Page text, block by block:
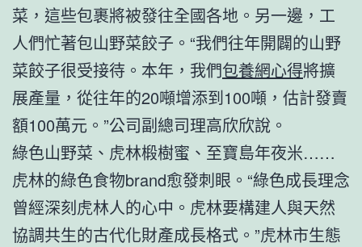
菜，這些包裹將被發往全國各地。另一邊，工
人們忙著包山野菜餃子。“我們往年開闢的山野
菜餃子很受接待。本年，我們包養網心得將擴
展產量，從往年的20噸增添到100噸，估計發賣
額100萬元。”公司副總司理高欣欣說。
綠色山野菜、虎林椴樹蜜、至寶島年夜米……
虎林的綠色食物brand愈發刺眼。“綠色成長理念
曾經深刻虎林人的心中。虎林要構建人與天然
協調共生的古代化財產成長格式。”虎林市生態